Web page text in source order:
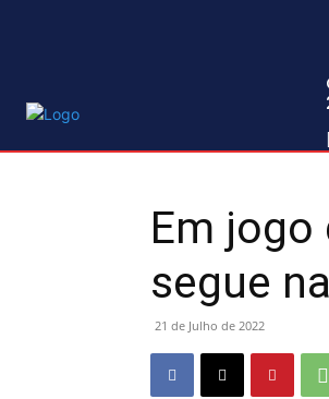
Em jogo
segue
21 de Julho de 2022